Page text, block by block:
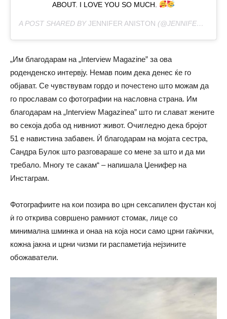
ABOUT. I LOVE YOU SO MUCH.
A POST SHARED BYJENNIFER ANISTON (@JENNIFERANISTON) ON
„Им благодарам на „Interview Magazine” за ова
роденденско интервју. Немав поим дека денес ќе го
објават. Се чувствувам гордо и почестено што можам да
го прославам со фотографии на насловна страна. Им
благодарам на „Interview Magazinea” што ги слават жените
во секоја доба од нивниот живот. Очигледно дека бројот
51 е навистина забавен. Ѝ благодарам на мојата сестра,
Сандра Булок што разговараше со мене за што и да ми
требало. Многу те сакам“ – напишала Џенифер на
Инстаграм.
Фотографиите на кои позира во црн сексапилен фустан кој
ѝ го открива совршено рамниот стомак, лице со
минимална шминка и онаа на која носи само црни гаќички,
кожна јакна и црни чизми ги распаметија нејзините
обожаватели.